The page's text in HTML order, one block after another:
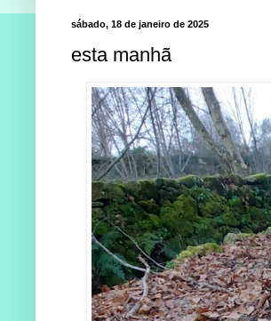
sábado, 18 de janeiro de 2025
esta manhã